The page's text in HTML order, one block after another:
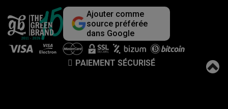
Ajouter comme
source préférée
dans Google
PAIEMENT SÉCURISÉ